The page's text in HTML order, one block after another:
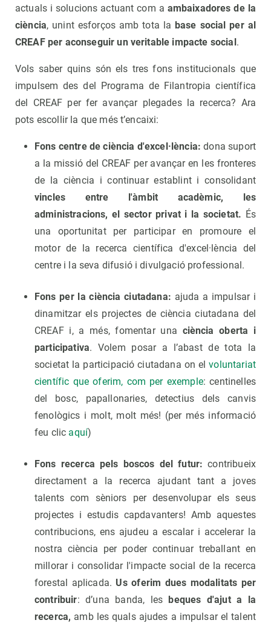
actuals i solucions actuant com a ambaixadores de la
ciència, unint esforços amb tota la base social per al
CREAF per aconseguir un veritable impacte social .
Vols saber quins són els tres fons institucionals que
impulsem des del Programa de Filantropia científica
del CREAF per fer avançar plegades la recerca? Ara
pots escollir la que més t’encaixi:
Fons centre de ciència d'excel·lència: dona suport
a la missió del CREAF per avançar en les fronteres
de la ciència i continuar establint i consolidant
vincles entre l'àmbit acadèmic, les
administracions, el sector privat i la societat. És
una oportunitat per participar en promoure el
motor de la recerca científica d'excel·lència del
centre i la seva difusió i divulgació professional.
Fons per la ciència ciutadana: ajuda a impulsar i
dinamitzar els projectes de ciència ciutadana del
CREAF i, a més, fomentar una ciència oberta i
participativa. Volem posar a l’abast de tota la
societat la participació ciutadana on elvoluntariat
científic que oferim, com per exemple: centinelles
del bosc, papallonaries, detectius dels canvis
fenològics i molt, molt més! (per més informació
feu clic aquí)
Fons recerca pels boscos del futur: contribueix
directament a la recerca ajudant tant a joves
talents com sèniors per desenvolupar els seus
projectes i estudis capdavanters! Amb aquestes
contribucions, ens ajudeu a escalar i accelerar la
nostra ciència per poder continuar treballant en
millorar i consolidar l'impacte social de la recerca
forestal aplicada. Us oferim dues modalitats per
contribuir: d’una banda, les
beques d'ajut a la
recerca, amb les quals ajudes a impulsar el talent